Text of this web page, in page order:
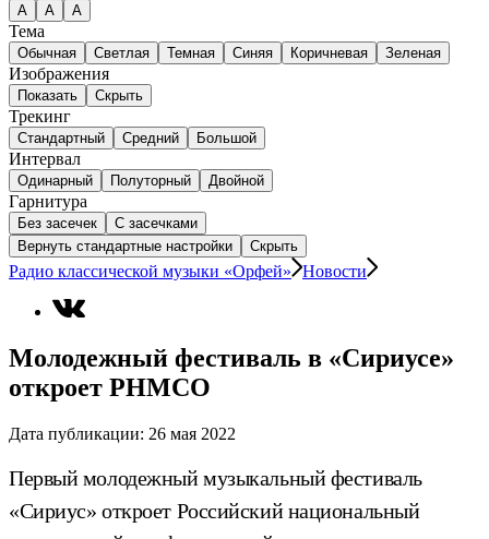
А A A
Тема
Обычная Светлая Темная Синяя Коричневая Зеленая
Изображения
Показать Скрыть
Трекинг
Стандартный Средний Большой
Интервал
Одинарный Полуторный Двойной
Гарнитура
Без засечек
С засечками
Вернуть стандартные настройки
Скрыть
Радио классической музыки «Орфей» Новости
Молодежный фестиваль в «Сириусе»
откроет РНМСО
Дата публикации: 26 мая 2022
Первый молодежный музыкальный фестиваль
«Сириус» откроет Российский национальный